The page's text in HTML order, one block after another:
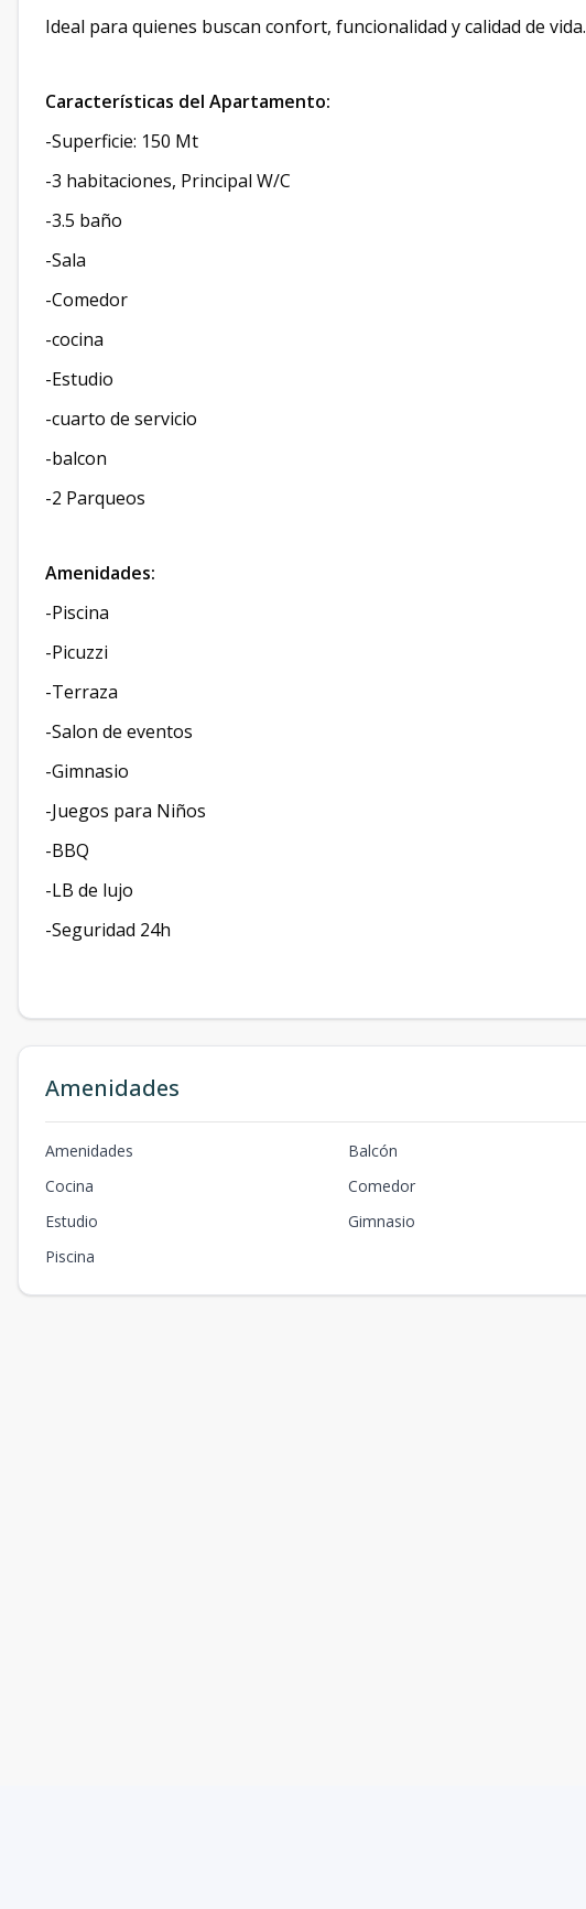
Ideal para quienes buscan confort, funcionalidad y calidad de vida.
Características del Apartamento:
-Superficie: 150 Mt
-3 habitaciones, Principal W/C
-3.5 baño
-Sala
-Comedor
-cocina
-Estudio
-cuarto de servicio
-balcon
-2 Parqueos
Amenidades:
-Piscina
-Picuzzi
-Terraza
-Salon de eventos
-Gimnasio
-Juegos para Niños
-BBQ
-LB de lujo
-Seguridad 24h
Amenidades
Amenidades Balcón
Cocina
Comedor
Estudio
Gimnasio
Piscina